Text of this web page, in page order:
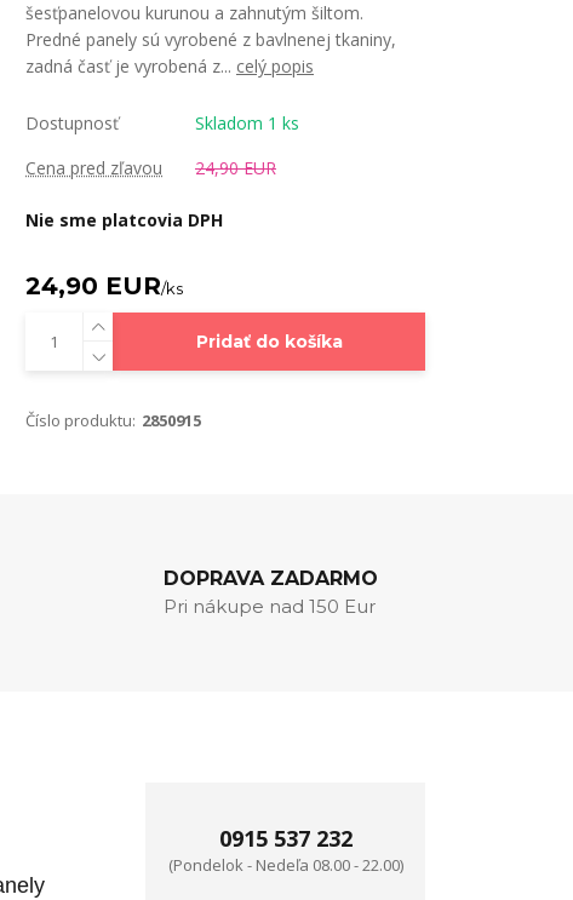
šesťpanelovou kurunou a zahnutým šiltom.
Predné panely sú vyrobené z bavlnenej tkaniny,
zadná časť je vyrobená z... celý popis
Dostupnosť
Skladom 1 ks
Cena pred zľavou
24,90 EUR
Nie sme platcovia DPH
24,90 EUR/ks
Pridať do košíka
Číslo produktu: 2850915
DOPRAVA ZADARMO
Pri nákupe nad 150 Eur
0915 537 232
(Pondelok - Nedeľa 08.00 - 22.00)